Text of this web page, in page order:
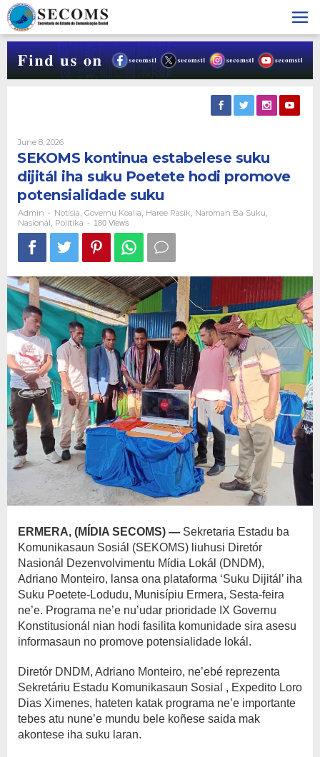
Skip
to
content
June 8, 2026By
Admin
SEKOMS kontinua estabelese suku
dijitál iha suku Poetete hodi promove
potensialidade suku
Admin - Notísia Governu Koalia Haree Rasik Naroman Ba Suku
Nasionál Polítika - 180 Views
ERMERA, (MÍDIA SECOMS) — Sekretaria Estadu ba
Komunikasaun Sosiál (SEKOMS) liuhusi Diretór
Nasionál Dezenvolvimentu Mídia Lokál (DNDM),
Adriano Monteiro, lansa ona plataforma ‘Suku Dijitál’ iha
Suku Poetete-Lodudu, Munisípiu Ermera, Sesta-feira
ne’e. Programa ne’e nu’udar prioridade IX Governu
Konstitusionál nian hodi fasilita komunidade sira asesu
informasaun no promove potensialidade lokál.
Diretór DNDM, Adriano Monteiro, ne’ebé reprezenta
Sekretáriu Estadu Komunikasaun Sosial , Expedito Loro
Dias Ximenes, hateten katak programa ne’e importante
tebes atu nune’e mundu bele koñese saida mak
akontese iha suku laran.